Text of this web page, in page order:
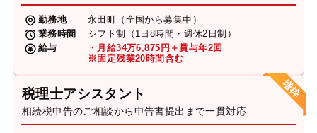
勤務地
永田町（全国から募集中）
業務時間
シフト制（1日8時間・週休2日制）
給与
・月給34万6,875円＋賞与年2回
※固定残業20時間含む
税理士アシスタント
相続税申告のご相談から申告書提出まで一貫対応